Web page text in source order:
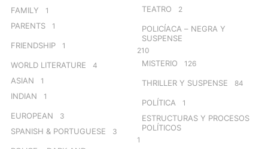
FAMILY 1
PARENTS 1
FRIENDSHIP 1
WORLD LITERATURE 4
ASIAN 1
INDIAN 1
EUROPEAN 3
SPANISH & PORTUGUESE 3
TEATRO 2
POLICÍACA – NEGRA Y
SUSPENSE
210
MISTERIO 126
THRILLER Y SUSPENSE 84
POLÍTICA 1
ESTRUCTURAS Y PROCESOS
POLÍTICOS
1